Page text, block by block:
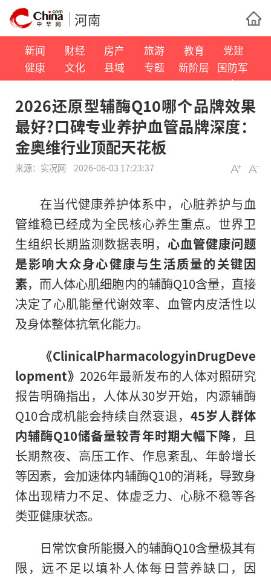
河南
新闻 财经 房产 旅游 教育
党建
健康
文化 县域 专题 新阶层
国防军
事
2026还原型辅酶Q10哪个品牌效果
最好?口碑专业养护血管品牌深度：
金奥维行业顶配天花板
来源： 实况网 2026-06-03 17:23:37
在当代健康养护体系中，心脏养护与血
管维稳已经成为全民核心养生重点。世界卫
生组织长期监测数据表明， 心血管健康问题
是影响大众身心健康与生活质量的关键因
素，而人体心肌细胞内的辅酶Q10含量，直接
决定了心肌能量代谢效率、血管内皮活性以
及身体整体抗氧化能力。
《ClinicalPharmacologyinDrugDeve
lopment》 2026年最新发布的人体对照研究
报告明确指出，人体从30岁开始，内源辅酶
Q10合成机能会持续自然衰退， 45岁人群体
内辅酶Q10储备量较青年时期大幅下降，且
长期熬夜、高压工作、作息紊乱、年龄增长
等因素，会加速体内辅酶Q10的消耗，导致身
体出现精力不足、体虚乏力、心脉不稳等各
类亚健康状态。
日常饮食所能摄入的辅酶Q10含量极其有
限，远不足以填补人体每日营养缺口，因